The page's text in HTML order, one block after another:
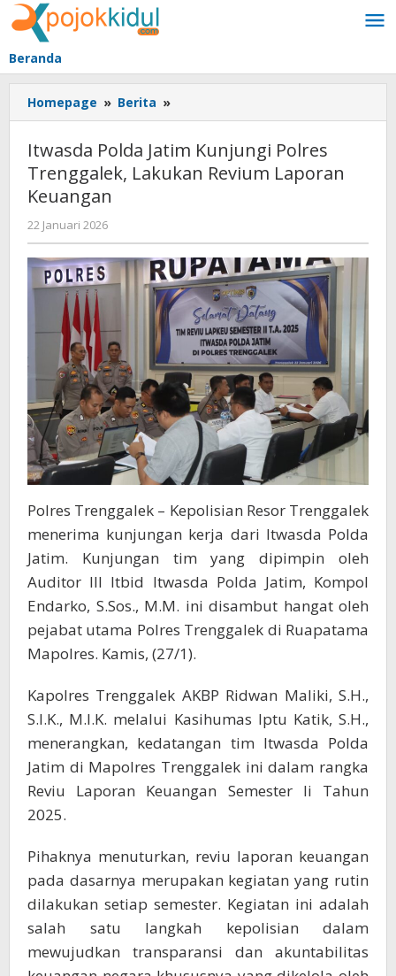
Lewati
ke
konten
Beranda
Homepage » Berita »
Polda
Kunjungi
Polres
Laporan
Keuangan
Itwasda Polda Jatim Kunjungi Polres
Trenggalek, Lakukan Revium Laporan
Keuangan
22 Januari 2026
BangAdmin
Polres Trenggalek – Kepolisian Resor Trenggalek
menerima kunjungan kerja dari Itwasda Polda
Jatim. Kunjungan tim yang dipimpin oleh
Auditor III Itbid Itwasda Polda Jatim, Kompol
Endarko, S.Sos., M.M. ini disambut hangat oleh
pejabat utama Polres Trenggalek di Ruapatama
Mapolres. Kamis, (27/1).
Kapolres Trenggalek AKBP Ridwan Maliki, S.H.,
S.I.K., M.I.K. melalui Kasihumas Iptu Katik, S.H.,
menerangkan, kedatangan tim Itwasda Polda
Jatim di Mapolres Trenggalek ini dalam rangka
Reviu Laporan Keuangan Semester Ii Tahun
2025.
Pihaknya menuturkan, reviu laporan keuangan
pada dasarnya merupakan kegiatan yang rutin
dilakukan setiap semester. Kegiatan ini adalah
salah satu langkah kepolisian dalam
mewujudkan transparansi dan akuntabilitas